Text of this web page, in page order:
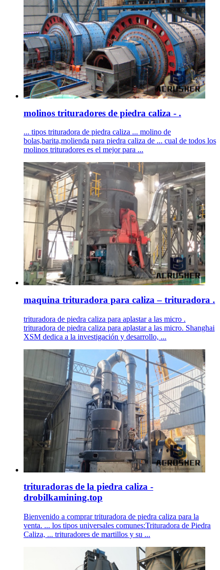
molinos trituradores de piedra caliza - .
... tipos trituradora de piedra caliza ... molino de
bolas,barita,molienda para piedra caliza de ... cual de todos los
molinos trituradores es el mejor para ...
maquina trituradora para caliza – trituradora .
trituradora de piedra caliza para aplastar a las micro .
trituradora de piedra caliza para aplastar a las micro. Shanghai
XSM dedica a la investigación y desarrollo, ...
trituradoras de la piedra caliza -
drobilkamining.top
Bienvenido a comprar trituradora de piedra caliza para la
venta. ... los tipos universales comunes:Trituradora de Piedra
Caliza, ... trituradores de martillos y su ...